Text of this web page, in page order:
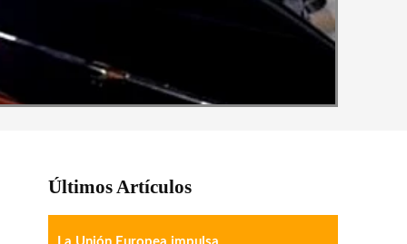
Últimos Artículos